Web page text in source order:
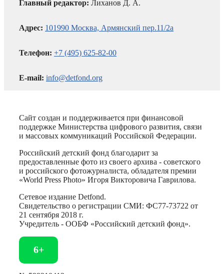
Главный редактор: Лиханов Д. А.
Адрес: 101990 Москва, Армянский пер.11/2а
Телефон: +7 (495) 625-82-00
E-mail: info@detfond.org
Сайт создан и поддерживается при финансовой
поддержке Министерства цифрового развития, связи
и массовых коммуникаций Российской Федерации.
Российский детский фонд благодарит за
предоставленные фото из своего архива - советского
и российского фотожурналиста, обладателя премии
«World Press Photo» Игоря Викторовича Гаврилова.
Сетевое издание Detfond.
Свидетельство о регистрации СМИ: ФС77-73722 от
21 сентября 2018 г.
Учредитель - ООБФ «Российский детский фонд».
6+